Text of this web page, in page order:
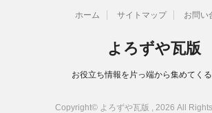
ホーム サイトマップ お問い
よろずや瓦版
お役立ち情報を片っ端から集めてく
Copyright© よろずや瓦版 , 2026 All